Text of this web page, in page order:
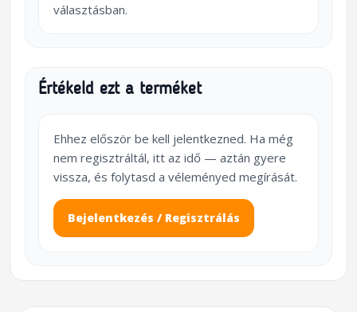
választásban.
Értékeld ezt a terméket
Ehhez először be kell jelentkezned. Ha még
nem regisztráltál, itt az idő — aztán gyere
vissza, és folytasd a véleményed megírását.
Bejelentkezés / Regisztrálás